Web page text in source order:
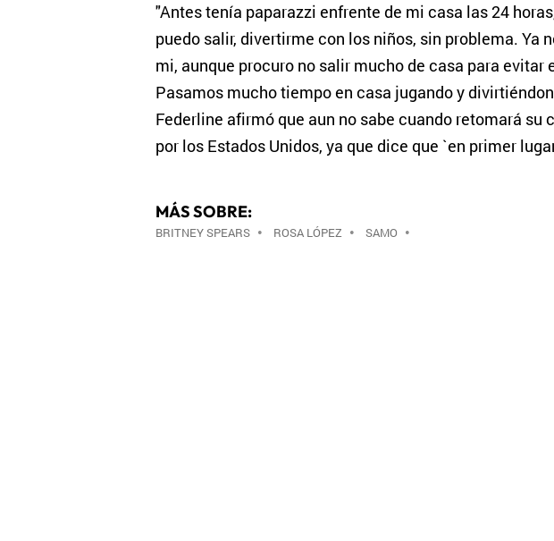
"Antes tenía paparazzi enfrente de mi casa las 24
puedo salir, divertirme con los niños, sin problema. Ya
mi, aunque procuro no salir mucho de casa para evitar
Pasamos mucho tiempo en casa jugando y
Federline afirmó que aun no sabe cuando retomará su
por los Estados Unidos, ya que dice que `en primer
MÁS SOBRE:
BRITNEY SPEARS• ROSA LÓPEZ • SAMO •